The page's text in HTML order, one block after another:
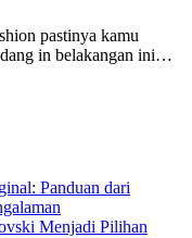
pastinya kamu
in belakangan ini…
Panduan dari
Menjadi Pilihan